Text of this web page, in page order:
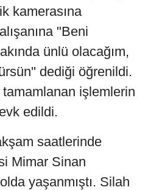
kamerasına
"Beni
ünlü olacağım,
dediği öğrenildi.
işlemlerin
edildi.
saatlerinde
Mimar Sinan
yaşanmıştı. Silah